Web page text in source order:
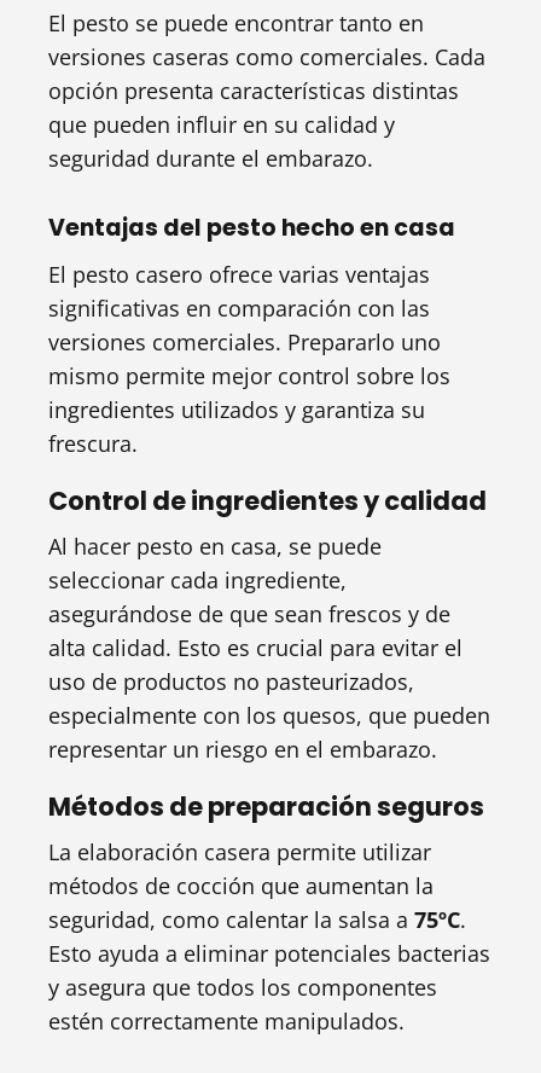
El pesto se puede encontrar tanto en
versiones caseras como comerciales. Cada
opción presenta características distintas
que pueden influir en su calidad y
seguridad durante el embarazo.
Ventajas del pesto hecho en casa
El pesto casero ofrece varias ventajas
significativas en comparación con las
versiones comerciales. Prepararlo uno
mismo permite mejor control sobre los
ingredientes utilizados y garantiza su
frescura.
Control de ingredientes y calidad
Al hacer pesto en casa, se puede
seleccionar cada ingrediente,
asegurándose de que sean frescos y de
alta calidad. Esto es crucial para evitar el
uso de productos no pasteurizados,
especialmente con los quesos, que pueden
representar un riesgo en el embarazo.
Métodos de preparación seguros
La elaboración casera permite utilizar
métodos de cocción que aumentan la
seguridad, como calentar la salsa a 75ºC.
Esto ayuda a eliminar potenciales bacterias
y asegura que todos los componentes
estén correctamente manipulados.